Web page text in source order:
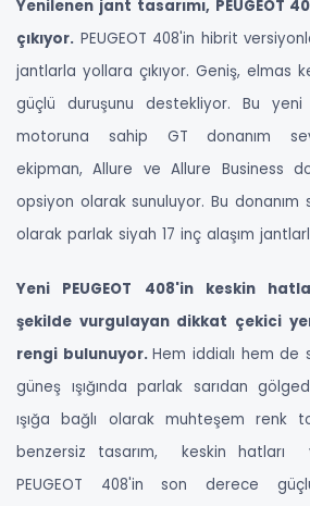
Yenilenen jant tasarımı, PEUGEOT
çıkıyor. PEUGEOT 408'in hibrit
jantlarla yollara çıkıyor. Geniş, elmas
güçlü duruşunu destekliyor. Bu
motoruna sahip GT donanım
ekipman, Allure ve Allure Business
opsiyon olarak sunuluyor. Bu
olarak parlak siyah 17 inç alaşım
Yeni PEUGEOT 408'in keskin
şekilde vurgulayan dikkat çekici
rengi bulunuyor.Hem iddialı hem de
güneş ışığında parlak sarıdan
ışığa bağlı olarak muhteşem renk
benzersiz tasarım, keskin hatları
PEUGEOT 408'in son derece